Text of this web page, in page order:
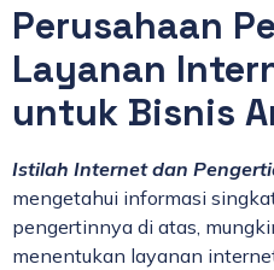
Perusahaan
Layanan
untuk Bisnis
Istilah Internet dan
mengetahui informasi
pengertinnya di atas,
menentukan layanan